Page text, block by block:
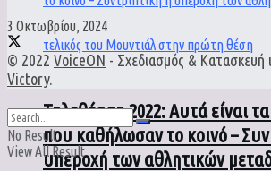
Τηλεθέαση 2022: Αυτά είναι
που καθήλωσαν το κοινό –
υπεροχή των αθλητικών
3 Οκτωβρίου, 2024
© 2022 VoiceON - Σχεδιασμός & Κατασκευή
Victory.
No Result
View All Result